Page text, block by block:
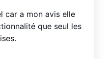
car a mon avis elle
que seul les